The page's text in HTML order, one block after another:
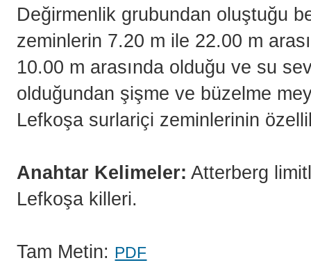
Değirmenlik grubundan oluştuğu
zeminlerin 7.20 m ile 22.00 m
10.00 m arasında olduğu ve su
olduğundan şişme ve büzelme
Lefkoşa surlariçi zeminlerinin
Anahtar Kelimeler: Atterberg
Lefkoşa killeri.
Tam Metin: PDF